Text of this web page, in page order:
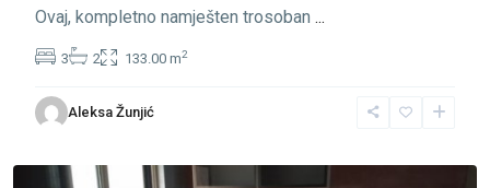
Ovaj, kompletno namješten trosoban ...
3 2 133.00 m2
Aleksa Žunjić
Kostanjica,